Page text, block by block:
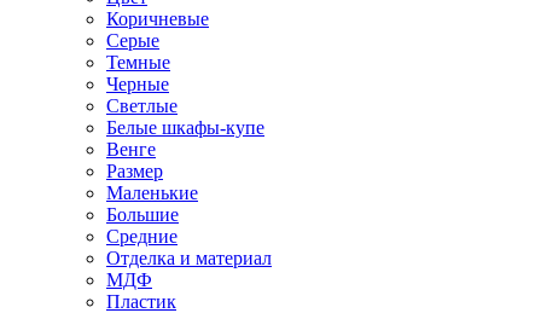
Коричневые
Серые
Темные
Черные
Светлые
Белые шкафы-купе
Венге
Размер
Маленькие
Большие
Средние
Отделка и материал
МДФ
Пластик